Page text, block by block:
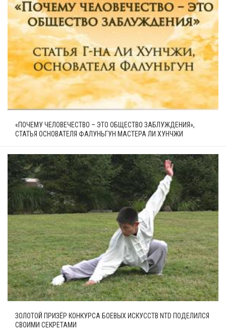
«ПОЧЕМУ ЧЕЛОВЕЧЕСТВО – ЭТО ОБЩЕСТВО ЗАБЛУЖДЕНИЯ»,
СТАТЬЯ ОСНОВАТЕЛЯ ФАЛУНЬГУН МАСТЕРА ЛИ ХУНЧЖИ
ЗОЛОТОЙ ПРИЗЁР КОНКУРСА БОЕВЫХ ИСКУССТВ NTD ПОДЕЛИЛСЯ
СВОИМИ СЕКРЕТАМИ